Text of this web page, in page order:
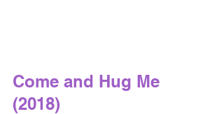
Come and Hug Me
(2018)